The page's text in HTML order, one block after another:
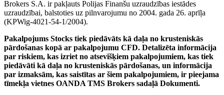
Brokers S.A. ir pakļauts Polijas Finanšu uzraudzības iestādes
uzraudzībai, balstoties uz pilnvarojumu no 2004. gada 26. aprīļa
(KPWig-4021-54-1/2004).
Pakalpojums Stocks tiek piedāvāts kā daļa no krusteniskās
pārdošanas kopā ar pakalpojumu CFD. Detalizēta informācija
par riskiem, kas izriet no atsevišķiem pakalpojumiem, kas tiek
piedāvāti kā daļa no krusteniskās pārdošanas, un informācija
par izmaksām, kas saistītas ar šiem pakalpojumiem, ir pieejama
tīmekļa vietnes OANDA TMS Brokers sadaļā Dokumenti.